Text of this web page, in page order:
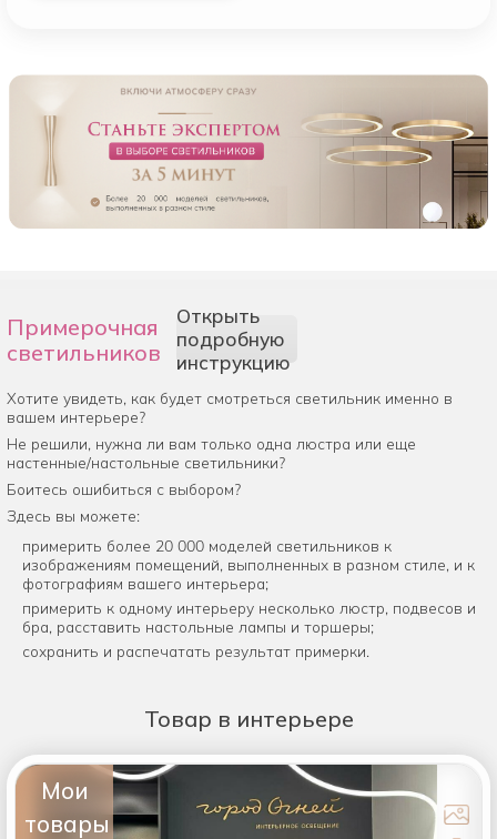
Примерочная
светильников
Открыть
подробную
инструкцию
Хотите увидеть, как будет смотреться светильник именно в
вашем интерьере?
Не решили, нужна ли вам только одна люстра или еще
настенные/настольные светильники?
Боитесь ошибиться с выбором?
Здесь вы можете:
примерить более 20 000 моделей светильников к
изображениям помещений, выполненных в разном стиле, и к
фотографиям вашего интерьера;
примерить к одному интерьеру несколько люстр, подвесов и
бра, расставить настольные лампы и торшеры;
сохранить и распечатать результат примерки.
Товар в интерьере
Мои
товары